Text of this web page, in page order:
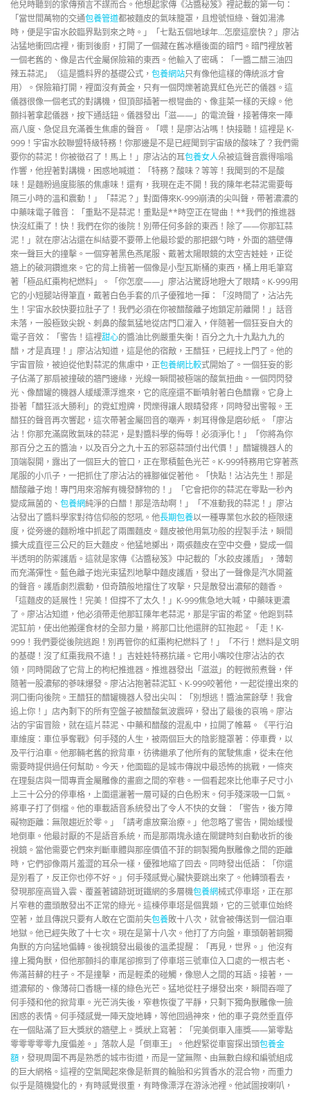
他兒時聽到的家傳預言不謀而合。他想起家傳《沾醬秘笈》裡記載的第一句：
「當世間萬物的交通包養管道都被麵皮的氣味籠罩，且燈號恒綠、聲如湯沸
時，便是宇宙水餃臨界點到來之時。」「七點五個地球年…怎麼這麼快？」廖沾
沾猛地衝回店裡，衝到後廚，打開了一個藏在舊冰櫃後面的暗門。暗門裡放著
一個老舊的、像是古代金屬保險箱的東西。他輸入了密碼：「一醬二醋三油四
辣五蒜泥」（這是醬料界的基礎公式， 包養網站只有像他這樣的傳統派才會
用）。保險箱打開，裡面沒有黃金，只有一個閃爍著詭異紅色光芒的儀器。這
儀器很像一個老式的對講機，但頂部插著一根彎曲的、像韭菜一樣的天線。他
顫抖著拿起儀器，按下通話鈕。儀器發出「滋——」的電流聲，接著傳來一陣
高八度、急促且充滿養生焦慮的聲音。「喂！是廖沾沾嗎！快接聽！這裡是 K-
999！宇宙水餃聯盟特級特務！你那邊是不是已經聞到宇宙級的酸味了？我們需
要你的蒜泥！你被徵召了！馬上！」廖沾沾的耳包養女人朵被這聲音震得嗡嗡
作響，他捏著對講機，困惑地喊道：「特務？酸味？等等！我聞到的不是酸
味！是麵粉過度膨脹的焦慮味！還有，我現在走不開！我的陳年老蒜泥需要每
隔三小時的溫和震動！」「蒜泥？」對面傳來K-999崩潰的尖叫聲，帶著濃濃的
中藥味電子雜音：「重點不是蒜泥！重點是**時空正在彎曲！**我們的推進器
快沒紅棗了！快！我們在你的後院！別帶任何多餘的東西！除了——你那缸蒜
泥！」就在廖沾沾還在糾結要不要帶上他最珍愛的那把銀勺時，外面的牆壁傳
來一聲巨大的撞擊。一個穿著黑色燕尾服、戴著太陽眼鏡的太空吉娃娃，正從
牆上的破洞鑽進來。它的背上揹著一個像是小型瓦斯桶的東西，桶上用毛筆寫
著「極品紅棗枸杞燃料」。「你怎麼——」廖沾沾驚訝地瞪大了眼睛。K-999用
它的小短腿站得筆直，戴著白色手套的爪子優雅地一揮：「沒時間了，沾沾先
生！宇宙水餃快要拉肚子了！我們必須在你被醋酸離子炮鎖定前離開！」話音
未落，一股極致尖銳、刺鼻的酸氣猛地從店門口灌入，伴隨著一個狂妄自大的
電子音效：「警告！這裡甜心的醬油比例嚴重失衡！百分之九十九點九九的
醋，才是真理！」廖沾沾知道，這是他的宿敵，王醋狂，已經找上門了。他的
宇宙冒險，被迫從他對蒜泥的焦慮中，正包養網比較式開始了。一個狂妄的影
子佔滿了那扇被撞破的牆門邊緣，光線一瞬間被極端的酸氣扭曲。一個閃閃發
光、像醋罐的機器人緩緩漂浮進來，它的底座還不斷噴射著白色醋霧。它身上
掛著「醋狂派大勝利」的霓虹燈牌，閃爍得讓人眼睛發疼，同時發出警報。王
醋狂的聲音再次響起，這次帶著金屬回音的嘲弄，刺耳得像是磨砂紙。「廖沾
沾！你那充滿腐敗氣味的蒜泥，是對醬料學的侮辱！必須淨化！」「你將為你
那百分之五的醬油，以及百分之九十五的邪惡蒜頭付出代價！」醋罐機器人的
頂端裂開，露出了一個巨大的管口，正在聚積藍色光芒。K-999特務用它穿著燕
尾服的小爪子，一把抓住了廖沾沾的褲腳催促著他。「快點！沾沾先生！那是
醋酸離子炮！專門用來溶解有機發酵物的！」「它會把你的蒜泥在零點一秒內
變成無菌的、 包養網純淨的白醋！那是浩劫啊！」「不准動我的蒜泥！」廖沾
沾發出了醬料學家對待信仰般的怒吼。他長期包養以一種專業包水餃的極限速
度，從旁邊的麵粉堆中抓起了兩團麵皮。麵皮被他用氣功般的捏製手法，瞬間
擴大成直徑三公尺的巨大麵皮。他猛地擲出，兩張麵皮在空中交疊，變成一個
半透明的防禦護盾。這就是家傳《沾醬秘笈》中記載的「水餃皮護盾」，薄韌
而充滿彈性。藍色離子炮光束猛烈地擊中麵皮護盾，發出了一聲像是汽水開蓋
的聲音。護盾劇烈震動，但奇蹟般地擋住了攻擊，只是散發出濃郁的麵香。
「這麵皮的延展性！完美！但撐不了太久！」K-999焦急地大喊，中藥味更濃
了。廖沾沾知道，他必須帶走他那缸陳年老蒜泥，那是宇宙的希望。他跑到蒜
泥缸前，使出他搬運食材的全部力量，將那口比他還胖的缸抱起。「走！K-
999！我們要從後院逃跑！別再管你的紅棗枸杞燃料了！」「不行！燃料是文明
的基礎！沒了紅棗我飛不遠！」吉娃娃特務抗議。它用小嘴咬住廖沾沾的衣
領，同時開啟了它背上的枸杞推進器。推進器發出「滋滋」的輕微煎煮聲，伴
隨著一股濃郁的蔘味爆發。廖沾沾抱著蒜泥缸、K-999咬著他，一起從撞出來的
洞口衝向後院。王醋狂的醋罐機器人發出尖叫：「別想逃！醬油黨餘孽！我會
追上你！」店內剩下的所有空盤子被醋酸氣波震碎，發出了最後的哀鳴。廖沾
沾的宇宙冒險，就在這片蒜泥、中藥和醋酸的混亂中，拉開了帷幕。《平行泊
車維度：車位爭奪戰》何手殘的人生，被兩個巨大的陰影籠罩著：停車費，以
及平行泊車。他那輛老舊的掀背車，彷彿繼承了他所有的駕駛焦慮，從未在他
需要時提供過任何幫助。今天，他面臨的是城市傳說中最恐怖的挑戰，一條夾
在理髮店與一間專賣金屬雕像的畫廊之間的窄巷。一個看起來比他車子尺寸小
上三十公分的停車格，上面還灑著一層可疑的白色粉末。何手殘深吸一口氣。
將車子打了倒檔。他的車載語音系統發出了令人不快的女聲：「警告，後方障
礙物距離：無限趨近於零。」「請考慮放棄治療。」他忽略了警告，開始緩慢
地倒車。他最討厭的不是語音系統，而是那兩塊永遠在關鍵時刻自動收折的後
視鏡。當他需要它們來判斷車體與那座價值不菲的銅製獨角獸雕像之間的距離
時，它們卻像兩片羞澀的耳朵一樣，優雅地縮了回去。同時發出低語：「你還
是別看了，反正你也停不好。」何手殘感覺心臟快要跳出來了。他轉頭看去，
發現那座高聳入雲、覆蓋著鏽跡斑斑鐵網的多層機包養網械式停車塔，正在那
片窄巷的盡頭散發出不正常的綠光。這棟停車塔是個異類，它的三號車位始終
空著，並且傳說只要有人敢在它面前失包養敗十八次，就會被傳送到一個泊車
地獄。他已經失敗了十七次。現在是第十八次。他打了方向盤，車頭朝著銅獨
角獸的方向猛地偏轉。後視鏡發出最後的溫柔提醒：「再見，世界。」他沒有
撞上獨角獸，但他那顫抖的車尾卻擦到了停車塔三號車位入口處的一根古老、
佈滿苔蘚的柱子。不是撞擊，而是輕柔的碰觸，像戀人之間的耳語。接著，一
道濃郁的、像薄荷口香糖一樣的綠色光芒。猛地從柱子爆發出來，瞬間吞噬了
何手殘和他的掀背車。光芒消失後，窄巷恢復了平靜，只剩下獨角獸雕像一臉
困惑的表情。何手殘感覺一陣天旋地轉，等他回過神來，他的車子竟然垂直停
在一個貼滿了巨大獎狀的牆壁上。獎狀上寫著：「完美倒車入庫獎——第零點
零零零零零九度偏差。」落款人是「倒車王」。他趕緊從車窗探出頭包養金
額 ，發現周圍不再是熟悉的城市街道，而是一望無際、由無數白線和編號組成
的巨大網格。這裡的空氣聞起來像是新買的輪胎和劣質香水的混合物，而重力
似乎是隨機變化的，有時感覺很重，有時像漂浮在游泳池裡。他試圖按喇叭，